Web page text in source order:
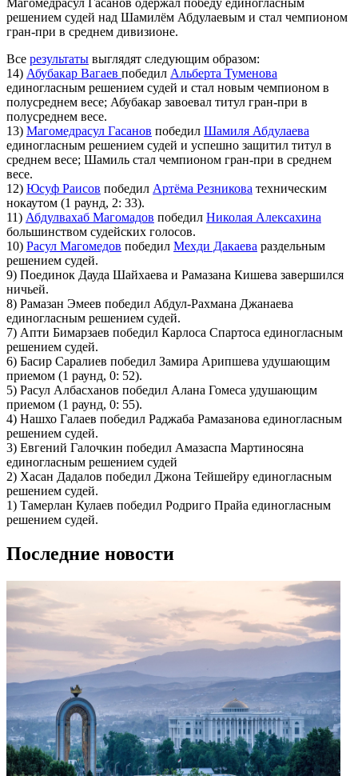
Магомедрасул Гасанов одержал победу единогласным
решением судей над Шамилём Абдулаевым и стал чемпионом
гран-при в среднем дивизионе.
Все результаты выглядят следующим образом:
14) Абубакар Вагаев победил Альберта Туменова
единогласным решением судей и стал новым чемпионом в
полусреднем весе; Абубакар завоевал титул гран-при в
полусреднем весе.
13) Магомедрасул Гасанов победил Шамиля Абдулаева
единогласным решением судей и успешно защитил титул в
среднем весе; Шамиль стал чемпионом гран-при в среднем
весе.
12) Юсуф Раисов победил Артёма Резникова техническим
нокаутом (1 раунд, 2: 33).
11) Абдулвахаб Магомадов победил Николая Алексахина
большинством судейских голосов.
10) Расул Магомедов победил Мехди Дакаева раздельным
решением судей.
9) Поединок Дауда Шайхаева и Рамазана Кишева завершился
ничьей.
8) Рамазан Эмеев победил Абдул-Рахмана Джанаева
единогласным решением судей.
7) Апти Бимарзаев победил Карлоса Спартоса единогласным
решением судей.
6) Басир Саралиев победил Замира Арипшева удушающим
приемом (1 раунд, 0: 52).
5) Расул Албасханов победил Алана Гомеса удушающим
приемом (1 раунд, 0: 55).
4) Нашхо Галаев победил Раджаба Рамазанова единогласным
решением судей.
3) Евгений Галочкин победил Амазаспа Мартиносяна
единогласным решением судей
2) Хасан Дадалов победил Джона Тейшейру единогласным
решением судей.
1) Тамерлан Кулаев победил Родриго Прайа единогласным
решением судей.
Последние новости